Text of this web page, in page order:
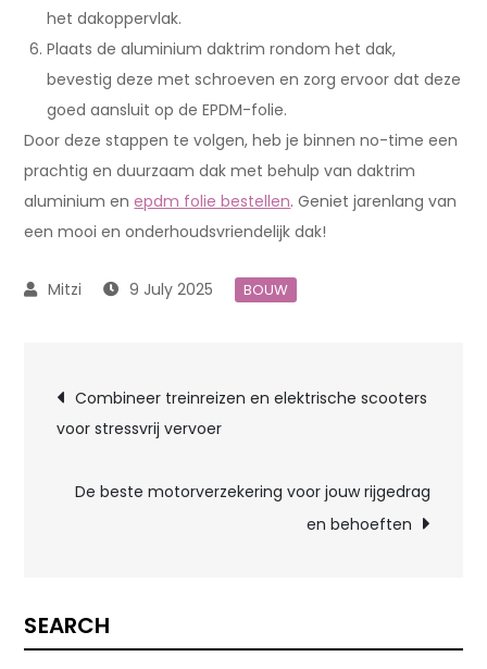
het dakoppervlak.
Plaats de aluminium daktrim rondom het dak,
bevestig deze met schroeven en zorg ervoor dat deze
goed aansluit op de EPDM-folie.
Door deze stappen te volgen, heb je binnen no-time een
prachtig en duurzaam dak met behulp van daktrim
aluminium enepdm folie bestellen. Geniet jarenlang van
een mooi en onderhoudsvriendelijk dak!
9 July 2025 BOUW
Post
navigation
Combineer treinreizen en elektrische scooters
voor stressvrij vervoer
De beste motorverzekering voor jouw rijgedrag
en behoeften
SEARCH